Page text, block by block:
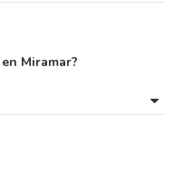
Miramar?